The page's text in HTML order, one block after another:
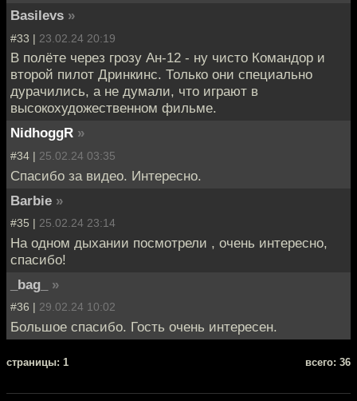
Basilevs »
#33 | 23.02.24 20:19
В полёте через грозу Ан-12 - ну чисто Командор и
второй пилот Дринкинс. Только они специально
дурачились, а не думали, что играют в
высокохудожественном фильме.
NidhoggR »
#34 | 25.02.24 03:35
Спасибо за видео. Интересно.
Barbie »
#35 | 25.02.24 23:14
На одном дыхании посмотрели , очень интересно,
спасибо!
_bag_
»
#36 | 29.02.24 10:02
Большое спасибо. Гость очень интересен.
cтраницы: 1 всего: 36